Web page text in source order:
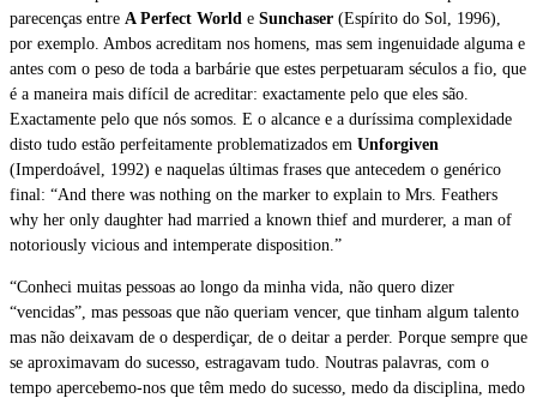
parecenças entre A Perfect World e Sunchaser (Espírito do Sol, 1996),
por exemplo. Ambos acreditam nos homens, mas sem ingenuidade alguma e
antes com o peso de toda a barbárie que estes perpetuaram séculos a fio, que
é a maneira mais difícil de acreditar: exactamente pelo que eles são.
Exactamente pelo que nós somos. E o alcance e a duríssima complexidade
disto tudo estão perfeitamente problematizados em Unforgiven
(Imperdoável, 1992) e naquelas últimas frases que antecedem o genérico
final: “And there was nothing on the marker to explain to Mrs. Feathers
why her only daughter had married a known thief and murderer, a man of
notoriously vicious and intemperate disposition.”
“Conheci muitas pessoas ao longo da minha vida, não quero dizer
“vencidas”, mas pessoas que não queriam vencer, que tinham algum talento
mas não deixavam de o desperdiçar, de o deitar a perder. Porque sempre que
se aproximavam do sucesso, estragavam tudo. Noutras palavras, com o
tempo apercebemo-nos que têm medo do sucesso, medo da disciplina, medo